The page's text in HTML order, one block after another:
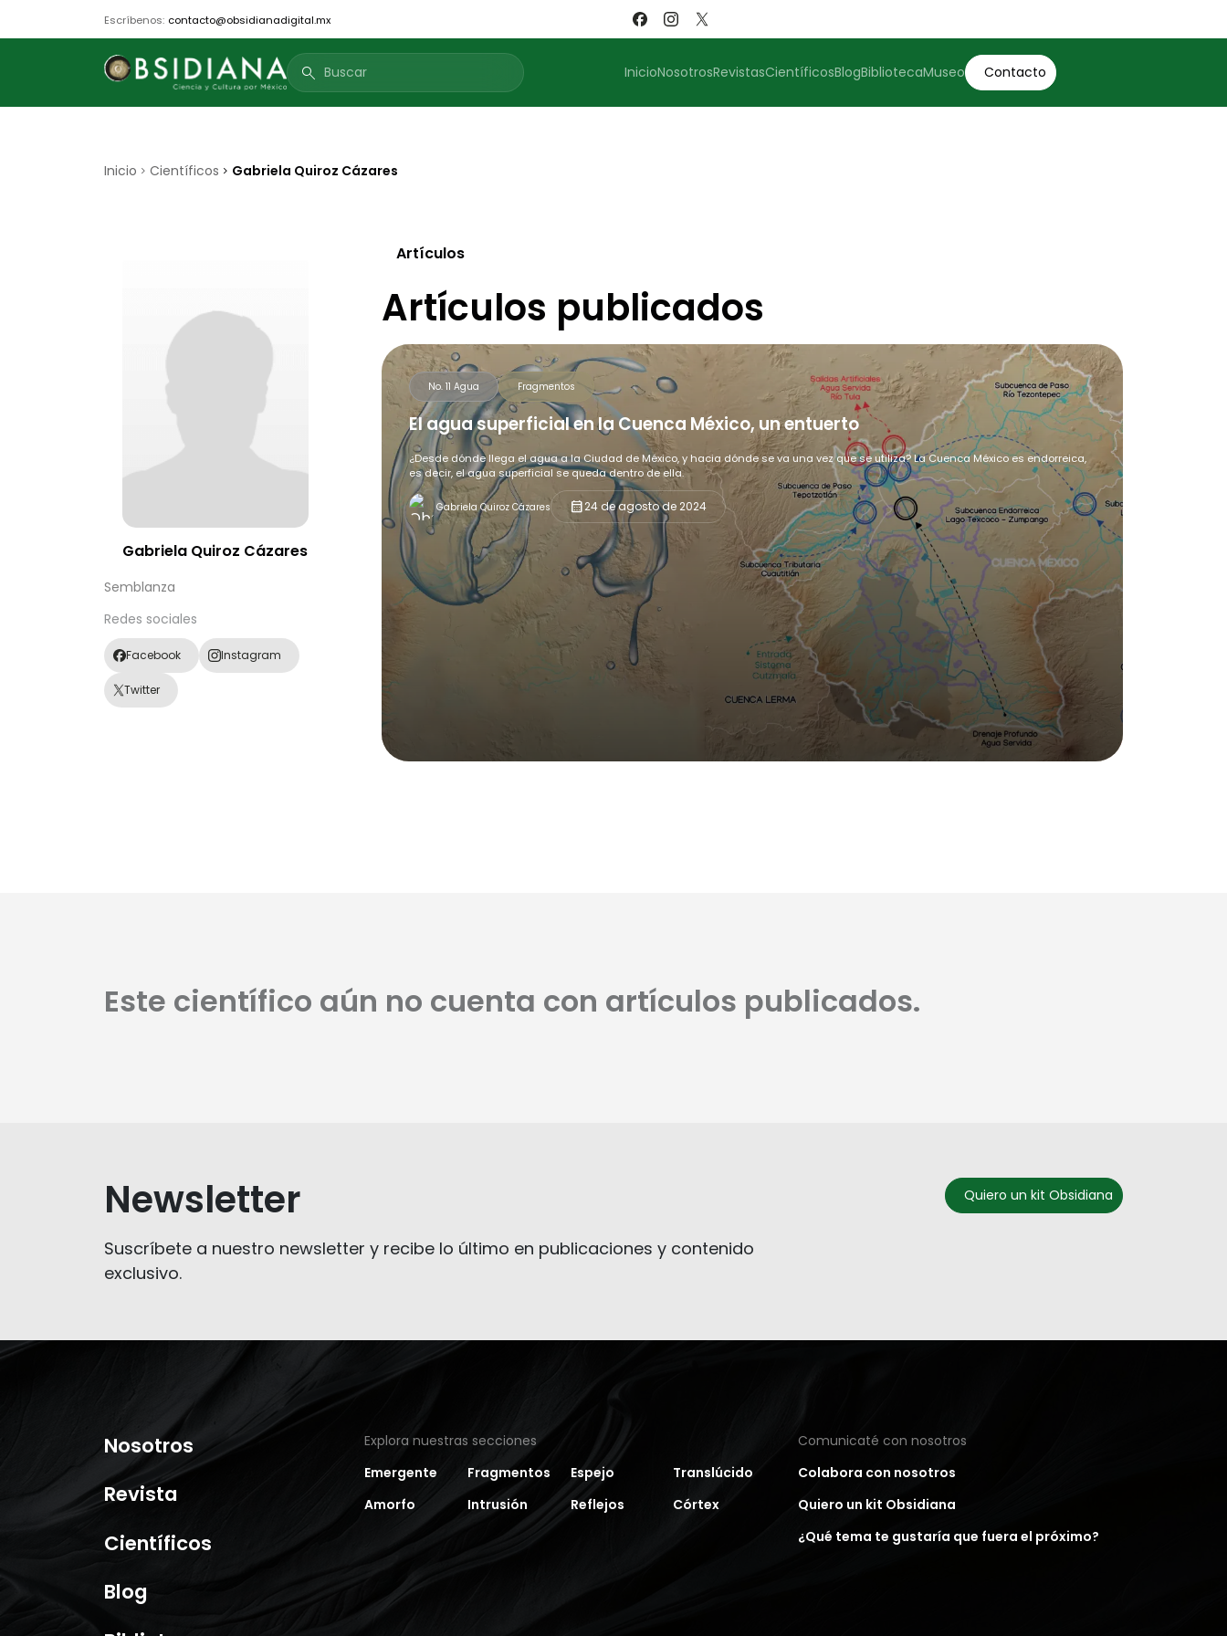
Escríbenos: contacto@obsidianadigital.mx
search InicioNosotrosRevistasCientíficosBlogBibliotecaMuseo Contacto
Inicio Científicos Gabriela Quiroz Cázares
Gabriela Quiroz Cázares
Semblanza
Redes sociales
Facebook Instagram
Twitter
Artículos
Artículos publicados
No. 11 Agua Fragmentos
El agua superficial en la Cuenca México, un entuerto
¿Desde dónde llega el agua a la Ciudad de México, y hacia dónde se va una vez que se utiliza? La Cuenca México es endorreica,
es decir, el agua superficial se queda dentro de ella.
Gabriela Quiroz Cázares calendar_month24 de agosto de 2024
Este científico aún no cuenta con artículos publicados.
Newsletter
Suscríbete a nuestro newsletter y recibe lo último en publicaciones y contenido
exclusivo.
Quiero un kit Obsidiana
Nosotros
Revista
Científicos
Blog
Explora nuestras secciones
Emergente
Fragmentos Espejo
Translúcido
Amorfo
Intrusión Reflejos Córtex
Comunicaté con nosotros
Colabora con nosotros
Quiero un kit Obsidiana
¿Qué tema te gustaría que fuera el próximo?